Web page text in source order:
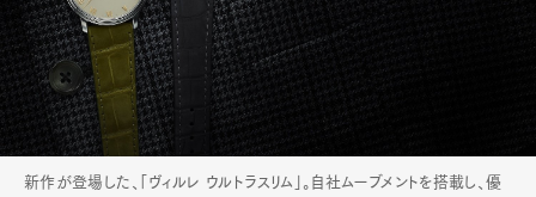
新作が登場した、「ヴィルレ ウルトラスリム」。自社ムーブメントを搭載し、優